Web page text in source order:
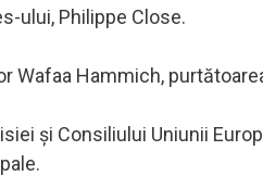
ului, Philippe Close.
Wafaa Hammich,
şi Consiliului Uniunii